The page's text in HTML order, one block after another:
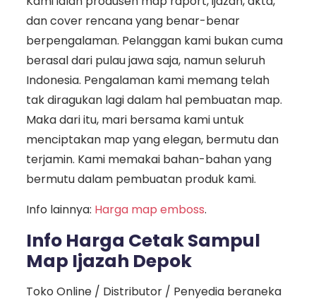
dan cover rencana yang benar-benar
berpengalaman. Pelanggan kami bukan cuma
berasal dari pulau jawa saja, namun seluruh
Indonesia. Pengalaman kami memang telah
tak diragukan lagi dalam hal pembuatan map.
Maka dari itu, mari bersama kami untuk
menciptakan map yang elegan, bermutu dan
terjamin. Kami memakai bahan-bahan yang
bermutu dalam pembuatan produk kami.
Info lainnya: Harga map emboss.
Info Harga Cetak Sampul
Map Ijazah Depok
Toko Online / Distributor / Penyedia beraneka